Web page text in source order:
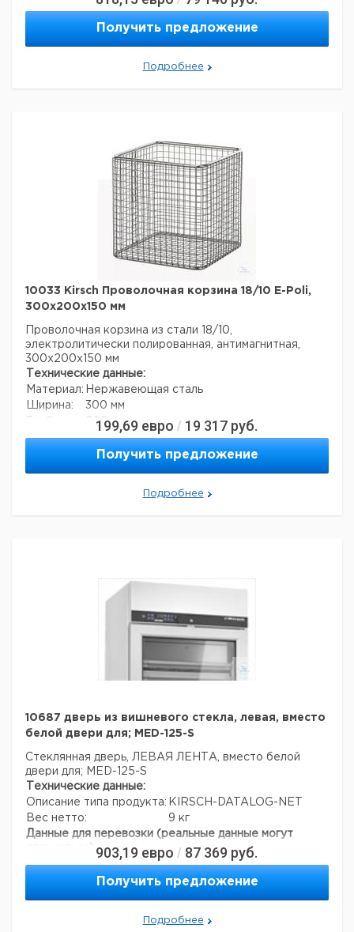
Получить предложение
Подробнее
10033 Kirsch Проволочная корзина 18/10 E-Poli,
300x200x150 мм
Проволочная корзина из стали 18/10,
электролитически полированная, антимагнитная,
300x200x150 мм
Технические данные:
Материал: Нержавеющая сталь
Ширина:
300 мм
200 мм
Высота:
150 мм
Данные для перевозки (реальные данные могут
Страна происхождения:Гессе
199,69 евро / 19 317 руб.
Получить предложение
Подробнее
10687 дверь из вишневого стекла, левая, вместо
белой двери для; MED-125-S
Стеклянная дверь, ЛЕВАЯ ЛЕНТА, вместо белой
двери для; MED-125-S
Технические данные:
Описание типа продукта: KIRSCH-DATALOG-NET
Вес нетто:
9 кг
Данные для перевозки (реальные данные могут
903,19 евро / 87 369 руб.
Получить предложение
Подробнее